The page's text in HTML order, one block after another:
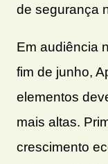
de segurança
Em audiência
fim de junho,
elementos
mais altas.
crescimento